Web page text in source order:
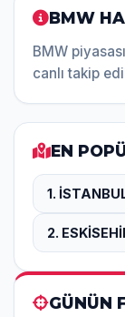
BMW
BMW
canlı takip
EN
1.
2.
GÜNÜN